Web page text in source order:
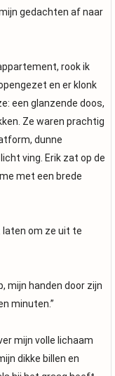
gedachten af naar
rook ik
en er klonk
een glanzende doos,
Ze waren prachtig
dunne
ving. Erik zat op de
met een brede
laten om ze uit te
mijn handen door zijn
minuten.”
mijn volle lichaam
dikke billen en